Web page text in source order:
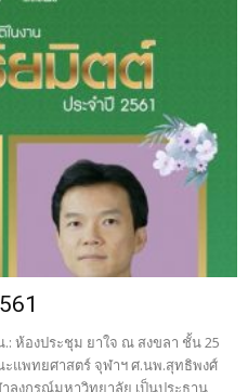
.: ห้องประชุม ยาใจ ณ สงขลา ชั้น 25
พทยศาสตร์ จุฬาฯ ศ.นพ.สุทธิพงศ์